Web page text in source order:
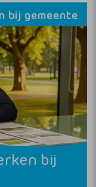
bij gemeente
bij